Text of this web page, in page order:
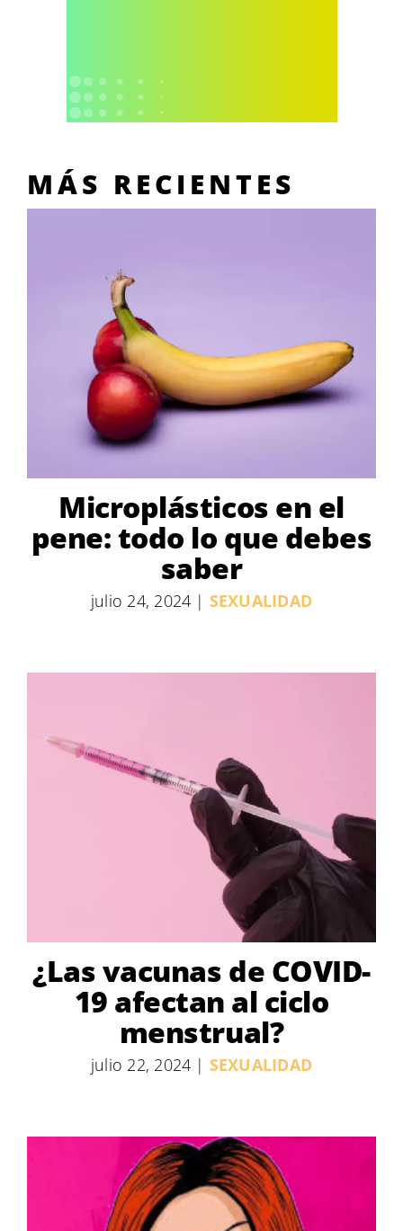
MÁS RECIENTES
Microplásticos en el
pene: todo lo que debes
saber
julio 24, 2024 | SEXUALIDAD
¿Las vacunas de COVID-
19 afectan al ciclo
menstrual?
julio 22, 2024 | SEXUALIDAD